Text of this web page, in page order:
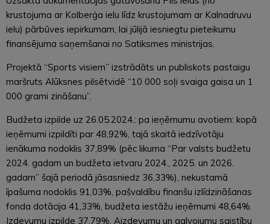
krustojuma ar Kolberģa ielu līdz krustojumam ar Kalnadruvu
ielu) pārbūves iepirkumam, lai jūlijā iesniegtu pieteikumu
finansējuma saņemšanai no Satiksmes ministrijas.
Projektā “Sports visiem” izstrādāts un publiskots pastaigu
maršruts Alūksnes pilsētvidē “10 000 soļi svaiga gaisa un 1
000 grami zināšanu”.
Budžeta izpilde uz 26.05.2024.: pa ieņēmumu avotiem: kopā
ieņēmumi izpildīti par 48,92%, tajā skaitā iedzīvotāju
ienākuma nodoklis 37,89% (pēc likuma “Par valsts budžetu
2024. gadam un budžeta ietvaru 2024., 2025. un 2026.
gadam” šajā periodā jāsasniedz 36,33%), nekustamā
īpašuma nodoklis 91,03%, pašvaldību finanšu izlīdzināšanas
fonda dotācija 41,33%, budžeta iestāžu ieņēmumi 48,64%.
Izdevumu izpilde 37,79%. Aizdevumu un galvojumu saistību